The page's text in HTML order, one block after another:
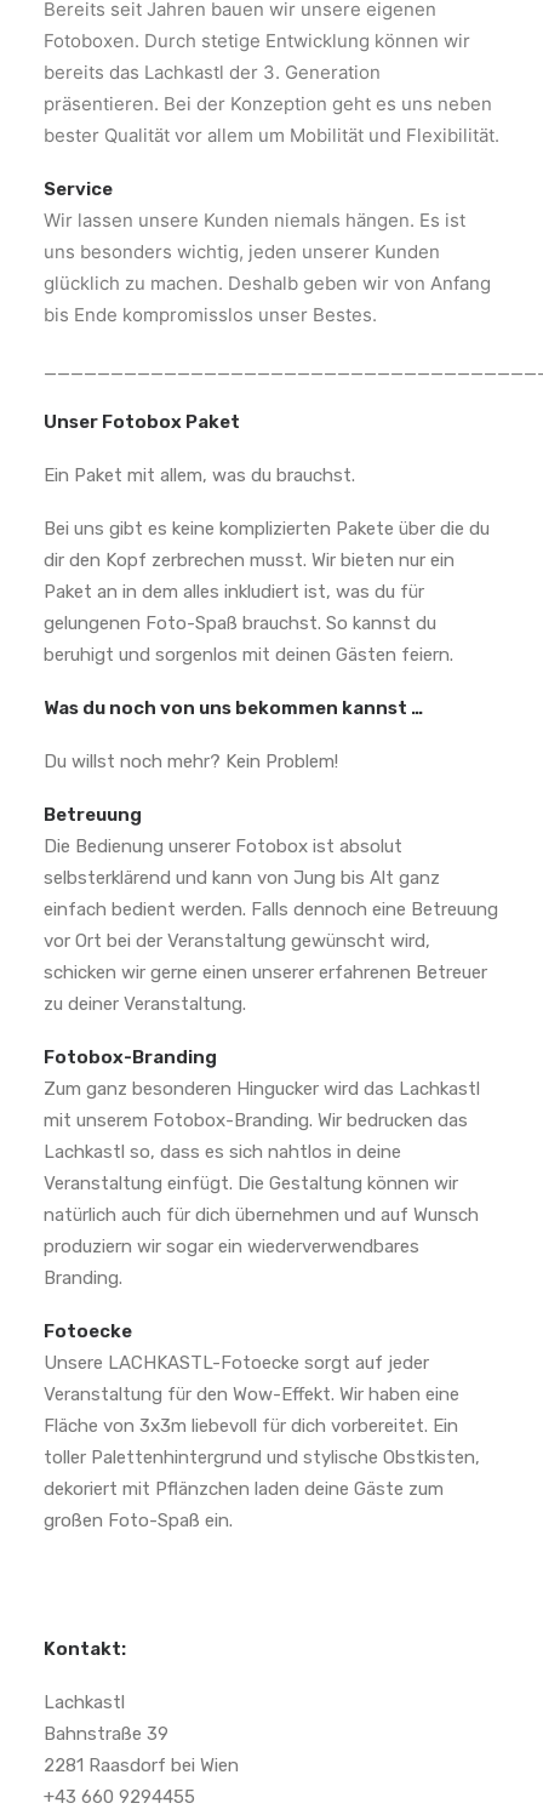
Bereits seit Jahren bauen wir unsere eigenen
Fotoboxen. Durch stetige Entwicklung können wir
bereits das Lachkastl der 3. Generation
präsentieren. Bei der Konzeption geht es uns neben
bester Qualität vor allem um Mobilität und Flexibilität.
Service
Wir lassen unsere Kunden niemals hängen. Es ist
uns besonders wichtig, jeden unserer Kunden
glücklich zu machen. Deshalb geben wir von Anfang
bis Ende kompromisslos unser Bestes.
Unser Fotobox Paket
Ein Paket mit allem, was du brauchst.
Bei uns gibt es keine komplizierten Pakete über die du
dir den Kopf zerbrechen musst. Wir bieten nur ein
Paket an in dem alles inkludiert ist, was du für
gelungenen Foto-Spaß brauchst. So kannst du
beruhigt und sorgenlos mit deinen Gästen feiern.
Was du noch von uns bekommen kannst …
Du willst noch mehr? Kein Problem!
Betreuung
Die Bedienung unserer Fotobox ist absolut
selbsterklärend und kann von Jung bis Alt ganz
einfach bedient werden. Falls dennoch eine Betreuung
vor Ort bei der Veranstaltung gewünscht wird,
schicken wir gerne einen unserer erfahrenen Betreuer
zu deiner Veranstaltung.
Fotobox-Branding
Zum ganz besonderen Hingucker wird das Lachkastl
mit unserem Fotobox-Branding. Wir bedrucken das
Lachkastl so, dass es sich nahtlos in deine
Veranstaltung einfügt. Die Gestaltung können wir
natürlich auch für dich übernehmen und auf Wunsch
produziern wir sogar ein wiederverwendbares
Branding.
Fotoecke
Unsere LACHKASTL-Fotoecke sorgt auf jeder
Veranstaltung für den Wow-Effekt. Wir haben eine
Fläche von 3x3m liebevoll für dich vorbereitet. Ein
toller Palettenhintergrund und stylische Obstkisten,
dekoriert mit Pflänzchen laden deine Gäste zum
großen Foto-Spaß ein.
Kontakt:
Lachkastl
Bahnstraße 39
2281 Raasdorf bei Wien
+43 660 9294455